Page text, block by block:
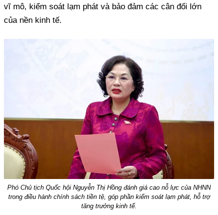
vĩ mô, kiểm soát lạm phát và bảo đảm các cân đối lớn
của nền kinh tế.
Phó Chủ tịch Quốc hội Nguyễn Thị Hồng đánh giá cao nỗ lực của NHNN
trong điều hành chính sách tiền tệ, góp phần kiểm soát lạm phát, hỗ trợ
tăng trưởng kinh tế.